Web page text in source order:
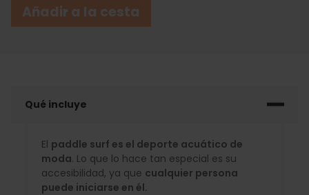
Añadir a la cesta
Qué incluye
El paddle surf es el deporte acuático de
moda. Lo que lo hace tan especial es su
accesibilidad, ya que cualquier persona
puede iniciarse en él.